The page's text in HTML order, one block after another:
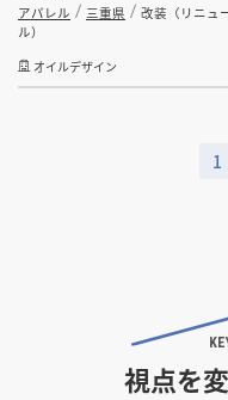
アパレル 三重県
改装（リニュ
ル）
オイルデザイン
1
視点を